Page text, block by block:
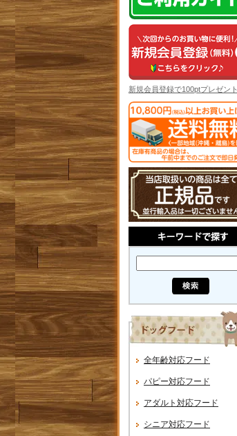
新規会員登録で100ptプレゼント
全年齢対応フード
パピー対応フード
アダルト対応フード
シニア対応フード